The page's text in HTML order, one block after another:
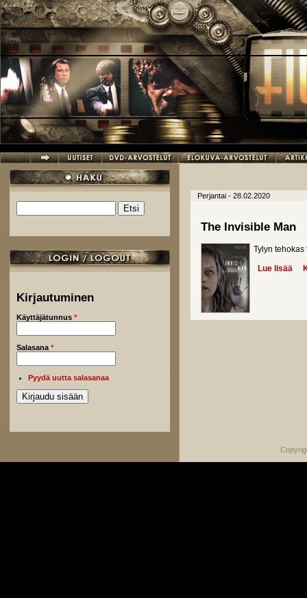
Hyppää pääsisältöön
Hakulomake
Kirjautuminen
Käyttäjätunnus *
Salasana *
Pyydä uutta salasanaa
Perjantai - 28.02.2020
The Invisible Man
Tylyn
Lue lisää